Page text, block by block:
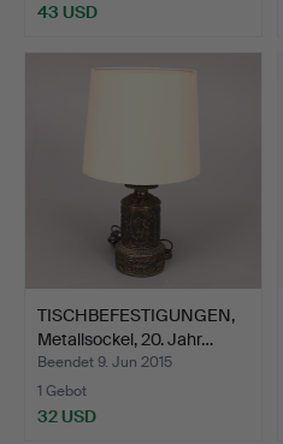
43 USD
TISCHBEFESTIGUNGEN,
Metallsockel, 20. Jahr…
Beendet 9. Jun 2015
1 Gebot
32 USD